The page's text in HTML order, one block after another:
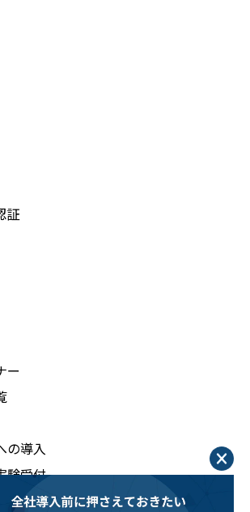
証
ー
の導入
験受付